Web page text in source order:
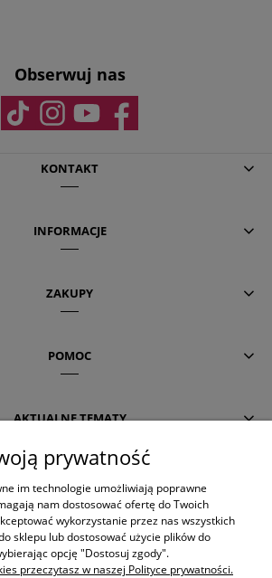
Obserwuj nas
KONTAKT
INFORMACJE
ZAKUPY
POMOC
AKTUALNE TEMATY
OLAPLEX
ORIBE
prywatność
im technologie umożliwiają poprawne
nam dostosować ofertę do Twoich
wykorzystanie przez nas wszystkich
sklepu lub dostosować użycie plików do
opcję "Dostosuj zgody".
przeczytasz w naszej Polityce prywatności.